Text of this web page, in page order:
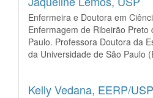
Enfermeira e Doutora em
Enfermagem de Ribeirão Preto
Paulo. Professora Doutora da
da Universidade de São Paulo
Kelly Vedana, EERP/USP